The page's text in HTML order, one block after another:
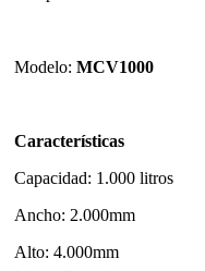
Modelo: MCV1000
Características
Capacidad: 1.000 litros
Ancho: 2.000mm
Alto: 4.000mm